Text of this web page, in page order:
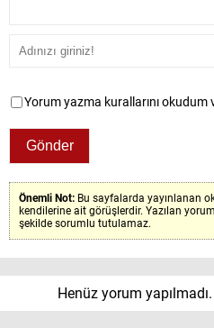
Yorum yazma kurallarını okudum
Önemli Not: Bu sayfalarda yayınlanan
kendilerine ait görüşlerdir. Yazılan
şekilde sorumlu tutulamaz.
Henüz yorum